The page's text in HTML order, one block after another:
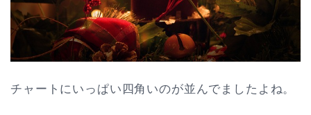
チャートにいっぱい四角いのが並んでましたよね。